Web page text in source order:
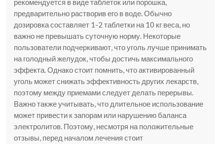
рекомендуется в виде таблеток или порошка,
предварительно растворив его в воде. Обычно
дозировка составляет 1-2 таблетки на 10 кг веса, но
важно не превышать суточную норму. Некоторые
пользователи подчеркивают, что уголь лучше принимать
на голодный желудок, чтобы достичь максимального
эффекта. Однако стоит помнить, что активированный
уголь может снижать эффективность других лекарств,
поэтому между приемами следует делать перерывы.
Важно также учитывать, что длительное использование
может привести к запорам или нарушению баланса
электролитов. Поэтому, несмотря на положительные
отзывы, перед началом лечения стоит